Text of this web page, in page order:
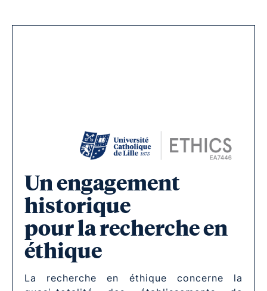
Un engagement
historique
pour la recherche en
éthique
La recherche en éthique concerne la